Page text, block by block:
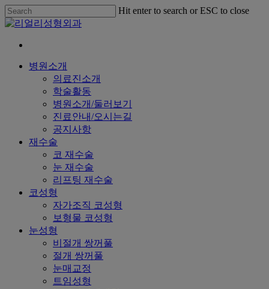
Skip
to
main
content
Hit enter to search or ESC to close
Close
Menu
병원소개
의료진소개
학술활동
병원소개/둘러보기
진료안내/오시는길
공지사항
재수술
코 재수술
눈 재수술
리프팅 재수술
코성형
자가조직 코성형
보형물 코성형
눈성형
비절개 쌍꺼풀
절개 쌍꺼풀
눈매교정
트임성형